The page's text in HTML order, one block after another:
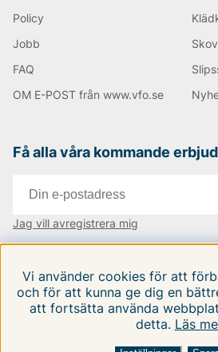
Policy
Jobb
FAQ
OM E-POST från www.vfo.se
Få alla våra kommande
Jag vill avregistrera mig
Följ oss på våra sociala
Vi använder cookies för att
och för att kunna ge dig en
att fortsätta använda
detta. Läs